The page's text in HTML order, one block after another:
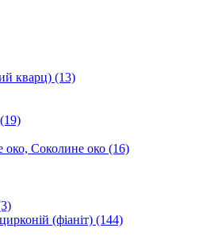
кварц) (13)
(19)
око, Соколине око (16)
(фіаніт) (144)